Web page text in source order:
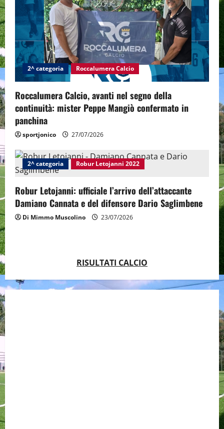
2^ categoria Roccalumera Calcio
Roccalumera Calcio, avanti nel segno della
continuità: mister Peppe Mangiò confermato in
panchina
sportjonico 27/07/2026
2^ categoria Robur Letojanni 2022
Robur Letojanni: ufficiale l’arrivo dell’attaccante
Damiano Cannata e del difensore Dario Saglimbene
Di Mimmo Muscolino 23/07/2026
RISULTATI CALCIO